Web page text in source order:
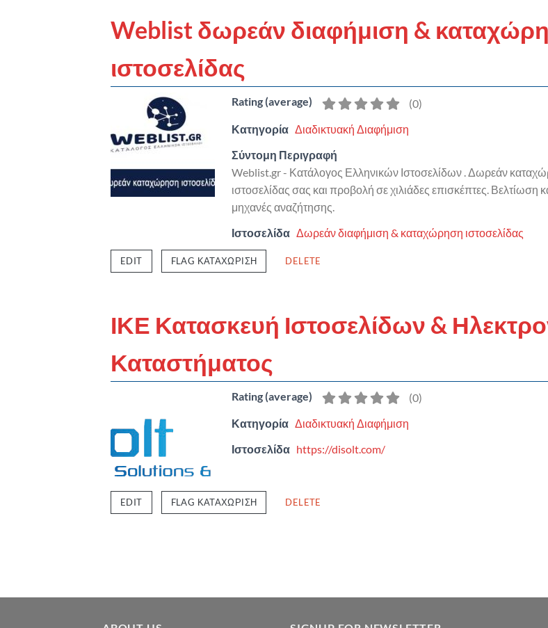
Weblist δωρεάν διαφήμιση &
ιστοσελίδας
Rating (average) (0)
Κατηγορία Διαδικτυακή Διαφήμιση
Σύντομη Περιγραφή
Weblist.gr - Κατάλογος Ελληνικών Ιστοσελίδων . Δωρεάν
ιστοσελίδας σας και προβολή σε χιλιάδες επισκέπτες. Βελτίωση
μηχανές αναζήτησης.
Ιστοσελίδα Δωρεάν διαφήμιση & καταχώρηση ιστοσελίδας
EDIT FLAG ΚΑΤΑΧΏΡΙΣΗ DELETE
ΙΚΕ Κατασκευή Ιστοσελίδων &
Καταστήματος
Rating (average) (0)
Κατηγορία Διαδικτυακή Διαφήμιση
Ιστοσελίδα https://disolt.com/
EDIT FLAG ΚΑΤΑΧΏΡΙΣΗ DELETE